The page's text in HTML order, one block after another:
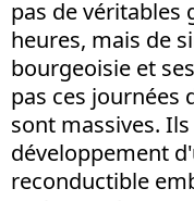
pas de véritables
heures, mais de
bourgeoisie et
pas ces journées
sont massives.
développement
reconductible